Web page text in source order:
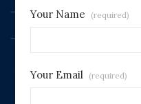
Your Name (required)
Your Email (required)